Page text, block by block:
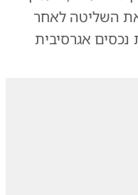
השליטה לאחר
אגרסיבית